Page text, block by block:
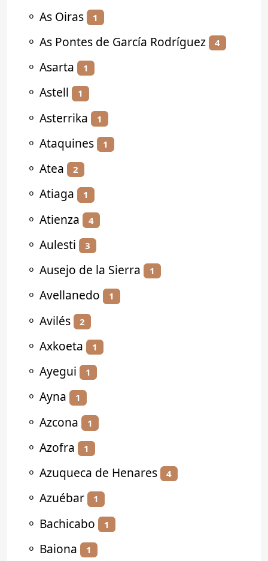
⚬ As Oiras 1
⚬ As Pontes de García Rodríguez 4
⚬ Asarta 1
⚬ Astell 1
⚬ Asterrika 1
⚬ Ataquines 1
⚬ Atea 2
⚬ Atiaga 1
⚬ Atienza 4
⚬ Aulesti 3
⚬ Ausejo de la Sierra 1
⚬ Avellanedo 1
⚬ Avilés 2
⚬ Axkoeta 1
⚬ Ayegui 1
⚬ Ayna 1
⚬ Azcona 1
⚬ Azofra 1
⚬ Azuqueca de Henares 4
⚬ Azuébar 1
⚬ Bachicabo 1
⚬ Baiona 1